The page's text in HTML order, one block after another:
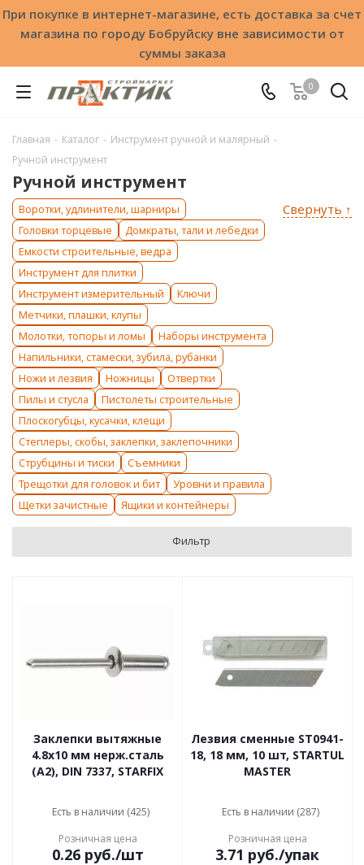
При покупке в интернет-магазине, есть доставка за счет
магазина по городу Бобруйску вне зависимости от
суммы заказа
0
Главная - Каталог - Инструмент ручной и малярный -
Ручной инcтрумент
Ручной инcтрумент
Свернуть ↑
Воротки, удлинители, шарниры
Головки торцевые
Домкраты, тали и лебедки
Емкости строительные, ведра
Инструмент для плитки
Инструмент измерительный
Ключи
Метчики, плашки, клупы
Молотки, топоры и ломы
Наборы инструмента
Напильники, стамески, зубила, рубанки
Ножи и лезвия
Ножницы
Отвертки
Пилы и стусла
Пистолеты строительные
Плоскогубцы, кусачки, клещи
Степлеры, скобы, заклепки, заклепочники
Струбцины и тиски
Съемники
Трещотки для головок и бит
Уровни и правила
Щетки зачистные
Ящики и контейнеры
Фильтр
Заклепки вытяжные
4.8х10 мм нерж.сталь
(А2), DIN 7337, STARFIX
Есть в наличии (425)
Розничная цена
0.26руб./шт
Лезвия сменные ST0941-
18, 18 мм, 10 шт, STARTUL
MASTER
Есть в наличии (287)
Розничная цена
3.71 руб./упак